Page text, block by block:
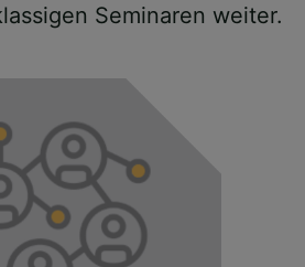
Seminaren weiter.